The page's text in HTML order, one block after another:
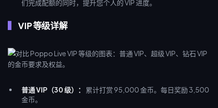
们完成配额的同时，提升您个人的 VIP 进度。
VIP 等级详解
普通 VIP（30 级）：
累计打赏 95,000 金币。每日奖励 3,500
金币。